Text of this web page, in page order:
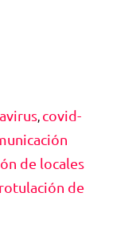
, covid-
de locales
rotulación de